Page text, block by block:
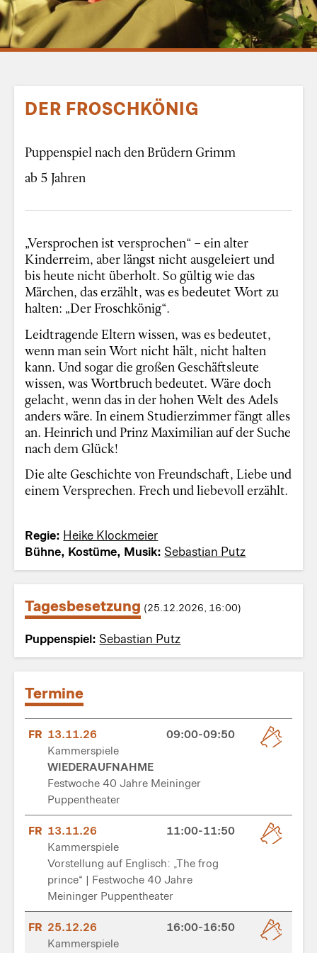
DER FROSCHKÖNIG
Puppenspiel nach den Brüdern Grimm
ab 5 Jahren
„Versprochen ist versprochen“ – ein alter
Kinderreim, aber längst nicht ausgeleiert und
bis heute nicht überholt. So gültig wie das
Märchen, das erzählt, was es bedeutet Wort zu
halten: „Der Froschkönig“.
Leidtragende Eltern wissen, was es bedeutet,
wenn man sein Wort nicht hält, nicht halten
kann. Und sogar die großen Geschäftsleute
wissen, was Wortbruch bedeutet. Wäre doch
gelacht, wenn das in der hohen Welt des Adels
anders wäre. In einem Studierzimmer fängt alles
an. Heinrich und Prinz Maximilian auf der Suche
nach dem Glück!
Die alte Geschichte von Freundschaft, Liebe und
einem Versprechen. Frech und liebevoll erzählt.
Regie: Heike Klockmeier
Bühne, Kostüme, Musik: Sebastian Putz
Tagesbesetzung (25.12.2026, 16:00)
Puppenspiel: Sebastian Putz
Termine
FR 13.11.26
09:00-09:50
Kammerspiele
WIEDERAUFNAHME
Festwoche 40 Jahre Meininger
Puppentheater
FR 13.11.26
11:00-11:50
Kammerspiele
Vorstellung auf Englisch: „The frog
prince“ | Festwoche 40 Jahre
Meininger Puppentheater
FR 25.12.26
16:00-16:50
Kammerspiele